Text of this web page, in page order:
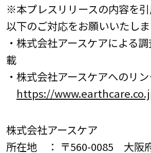
※本プレスリリースの内容を引
以下のご対応をお願いいたしま
・株式会社アースケアによる
載
・株式会社アースケアへのリ
https://
株式会社アースケア
所在地 ： 〒560-0085 大阪